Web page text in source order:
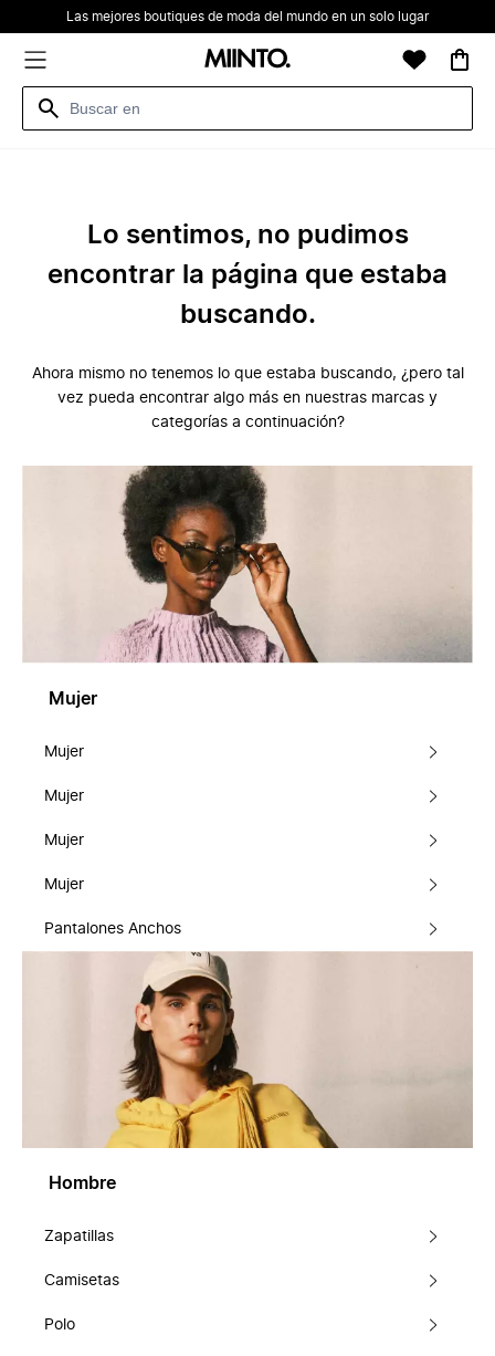
Las mejores boutiques de moda del mundo en un solo lugar
Lo sentimos, no pudimos
encontrar la página que estaba
buscando.
Ahora mismo no tenemos lo que estaba buscando, ¿pero tal
vez pueda encontrar algo más en nuestras marcas y
categorías a continuación?
Mujer
Mujer
Mujer
Mujer
Mujer
Pantalones Anchos
Hombre
Zapatillas
Camisetas
Polo